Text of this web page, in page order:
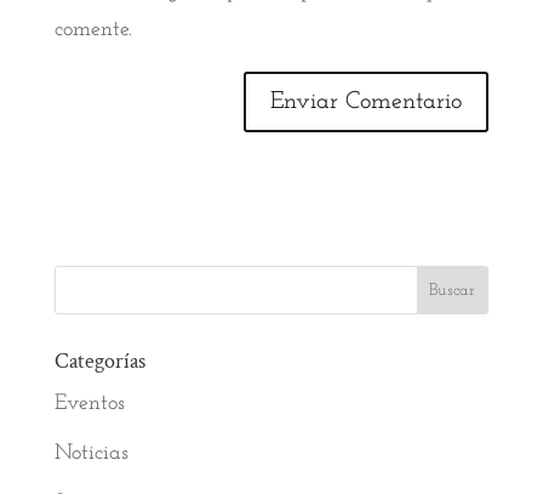
comente.
Categorías
Eventos
Noticias